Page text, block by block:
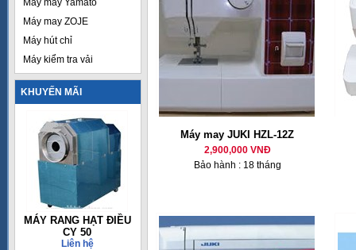
Máy may Yamato
Máy may ZOJE
Máy hút chỉ
Máy kiểm tra vải
KHUYẾN MÃI
MÁY RANG HẠT ĐIỀU
CY 50
Liên hệ
Máy may JUKI HZL-12Z
2,900,000 VNĐ
Bảo hành : 18 tháng